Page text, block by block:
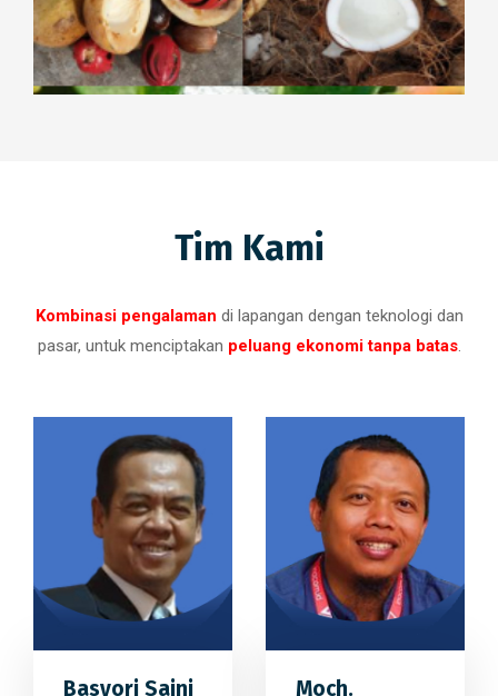
Tim Kami
Kombinasi pengalaman di lapangan dengan teknologi dan
pasar, untuk menciptakan peluang ekonomi tanpa batas.
Basyori Saini Moch.